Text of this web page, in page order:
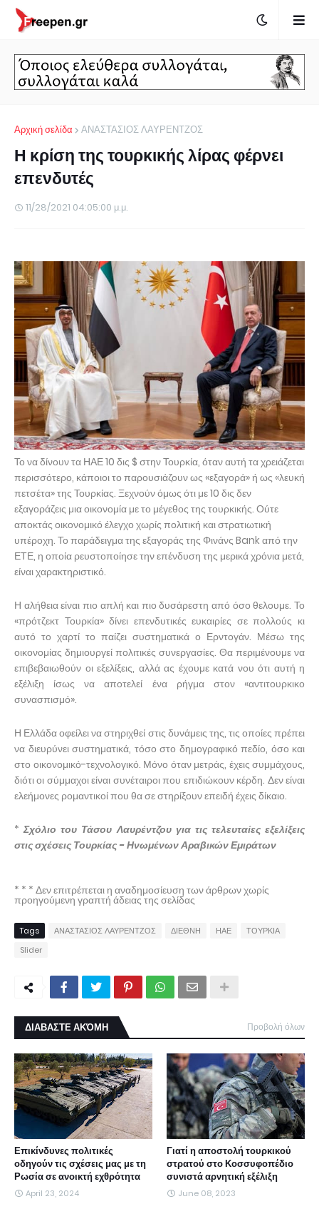
Αρχική σελίδα ΑΝΑΣΤΑΣΙΟΣ ΛΑΥΡΕΝΤΖΟΣ
Η κρίση της τουρκικής λίρας φέρνει
επενδυτές
11/28/2021 04:05:00 μ.μ.
Το να δίνουν τα ΗΑΕ 10 δις $ στην Τουρκία, όταν αυτή τα χρειάζεται
περισσότερο, κάποιοι το παρουσιάζουν ως «εξαγορά» ή ως «λευκή
πετσέτα» της Τουρκίας. Ξεχνούν όμως ότι με 10 δις δεν
εξαγοράζεις μια οικονομία με το μέγεθος της τουρκικής. Ούτε
αποκτάς οικονομικό έλεγχο χωρίς πολιτική και στρατιωτική
υπέροχη. Το παράδειγμα της εξαγοράς της Φινάνς Bank από την
ΕΤΕ, η οποία ρευστοποίησε την επένδυση της μερικά χρόνια μετά,
είναι χαρακτηριστικό.
Η αλήθεια είναι πιο απλή και πιο δυσάρεστη από όσο θελουμε. Το
«πρότζεκτ Τουρκία» δίνει επενδυτικές ευκαιρίες σε πολλούς κι
αυτό το χαρτί το παίζει συστηματικά ο Ερντογάν. Μέσω της
οικονομίας δημιουργεί πολιτικές συνεργασίες. Θα περιμένουμε να
επιβεβαιωθούν οι εξελίξεις, αλλά ας έχουμε κατά νου ότι αυτή η
εξέλιξη ίσως να αποτελεί ένα ρήγμα στον «αντιτουρκικο
συνασπισμό».
Η Ελλάδα οφείλει να στηριχθεί στις δυνάμεις της, τις οποίες πρέπει
να διευρύνει συστηματικά, τόσο στο δημογραφικό πεδίο, όσο και
στο οικονομικό-τεχνολογικό. Μόνο όταν μετράς, έχεις συμμάχους,
διότι οι σύμμαχοι είναι συνέταιροι που επιδιώκουν κέρδη. Δεν είναι
ελεήμονες ρομαντικοί που θα σε στηρίξουν επειδή έχεις δίκαιο.
*Σχόλιο του Τάσου Λαυρέντζου για τις τελευταίες εξελίξεις
στις σχέσεις Τουρκίας - Ηνωμένων Αραβικών Εμιράτων
* * * Δεν επιτρέπεται η αναδημοσίευση των άρθρων χωρίς
προηγούμενη γραπτή άδειας της σελίδας
Tags ΑΝΑΣΤΑΣΙΟΣ ΛΑΥΡΕΝΤΖΟΣ ΔΙΕΘΝΗ ΗΑΕ
ΤΟΥΡΚΙΑ
Slider
ΔΙΑΒΑΣΤΕ ΑΚΌΜΗ Προβολή όλων
Επικίνδυνες πολιτικές
οδηγούν τις σχέσεις μας με τη
Ρωσία σε ανοικτή εχθρότητα
April 23, 2024
Γιατί η αποστολή τουρκικού
στρατού στο Κοσσυφοπέδιο
συνιστά αρνητική εξέλιξη
June 08, 2023